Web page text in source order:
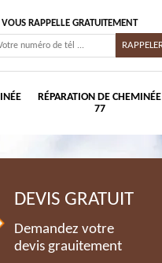
RAPPELLE GRATUITEMENT
RÉPARATION DE CHEMINÉE
77
DEVIS GRATUIT
Demandez votre
devis grauitement